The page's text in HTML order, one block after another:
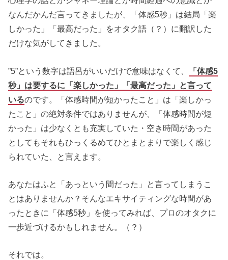
なんだかんだ言ってきましたが、「体感5秒」は結局「楽
しかった」「最高だった」をオタク語（？）に翻訳した
だけな気がしてきました。
”5”という数字は語呂がいいだけで意味はなくて、
「体感5
秒」は要するに「楽しかった」「最高だった」と言って
いるのです。「体感時間が短かったこと」は「楽しかっ
たこと」の絶対条件ではありませんが、「体感時間が短
かった」は少なくとも充実していた・空き時間があった
としてもそれもひっくるめてひとまとまりで楽しく感じ
られていた、と言えます。
あなたはふと「あっという間だった」と言ってしまうこ
とはありませんか？そんなエキサイティングな時間があ
ったときに「体感5秒」を使ってみれば、プロのオタクに
一歩近づけるかもしれません。（？）
それでは。